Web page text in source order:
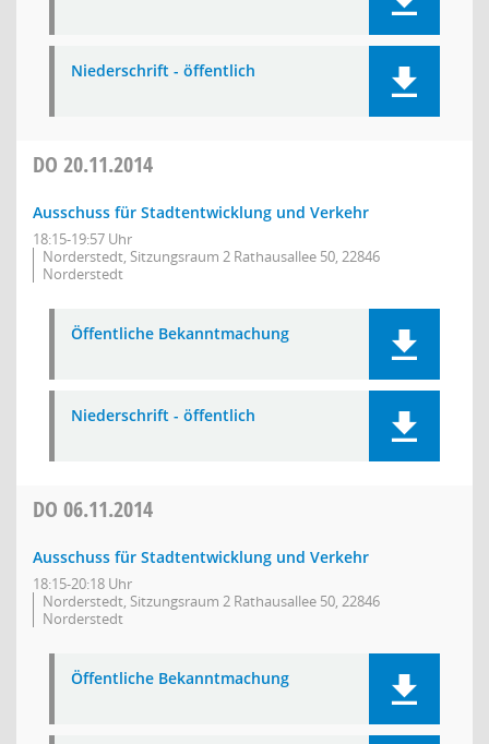
Niederschrift - öffentlich
DO 20.11.2014
Ausschuss für Stadtentwicklung und Verkehr
18:15-19:57 Uhr
Norderstedt, Sitzungsraum 2 Rathausallee 50, 22846
Norderstedt
Öffentliche Bekanntmachung
Niederschrift - öffentlich
DO 06.11.2014
Ausschuss für Stadtentwicklung und Verkehr
18:15-20:18 Uhr
Norderstedt, Sitzungsraum 2 Rathausallee 50, 22846
Norderstedt
Öffentliche Bekanntmachung